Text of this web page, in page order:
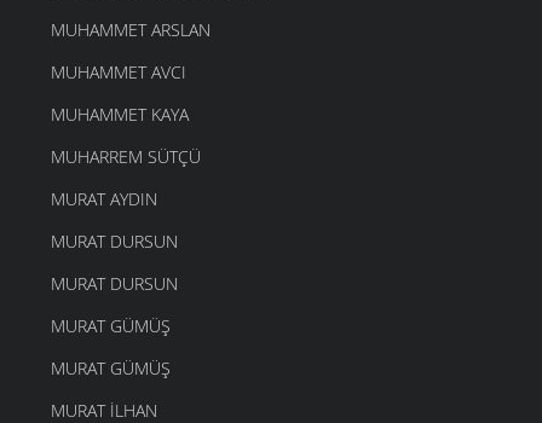
MUHAMMET ARSLAN
MUHAMMET AVCI
MUHAMMET KAYA
MUHARREM SÜTÇÜ
MURAT AYDIN
MURAT DURSUN
MURAT DURSUN
MURAT GÜMÜŞ
MURAT GÜMÜŞ
MURAT İLHAN